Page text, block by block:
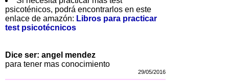
psicoténicos, podrá encontrarlos en este
enlace de amazón: Libros para practicar
test psicotécnicos
Dice ser: angel mendez
para tener mas conocimiento
29/05/2016